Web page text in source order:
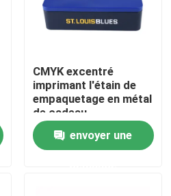
CMYK excentré
imprimant l'étain de
empaquetage en métal
de cadeau
rectangulaire de Tin
With Hinged Lid
Promotion
envoyer une